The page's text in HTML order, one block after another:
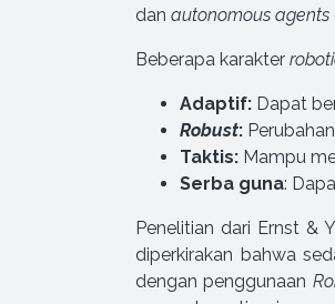
dan autonomous agents
Beberapa karakter
Adaptif: Dapat
Robust:
Taktis: Mampu
Serba guna:
Penelitian dari Ernst &
diperkirakan bahwa
dengan penggunaan